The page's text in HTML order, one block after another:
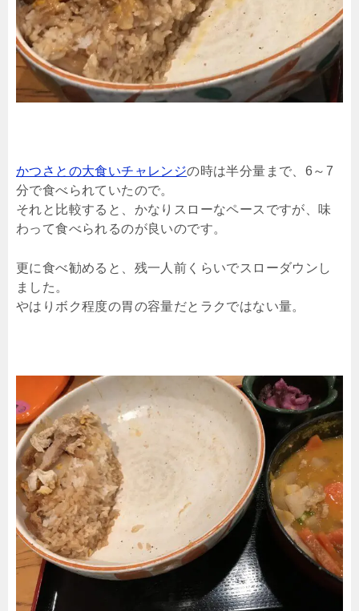
かつさとの大食いチャレンジの時は半分量まで、6～7
分で食べられていたので。
それと比較すると、かなりスローなペースですが、味
わって食べられるのが良いのです。
更に食べ勧めると、残一人前くらいでスローダウンし
ました。
やはりボク程度の胃の容量だとラクではない量。